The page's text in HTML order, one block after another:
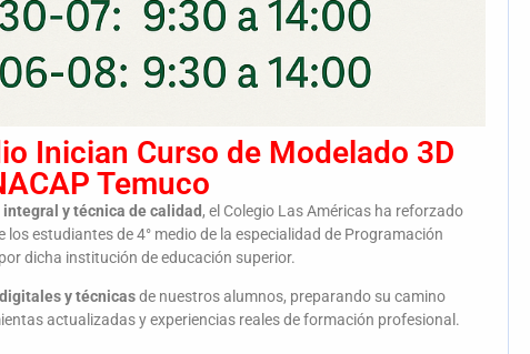
Inician Curso de Modelado 3D
Temuco
y técnica de calidad , el Colegio Las Américas ha reforzado
los estudiantes de 4° medio de la especialidad de Programación
dicha institución de educación superior.
y técnicasde nuestros alumnos, preparando su camino
actualizadas y experiencias reales de formación profesional.